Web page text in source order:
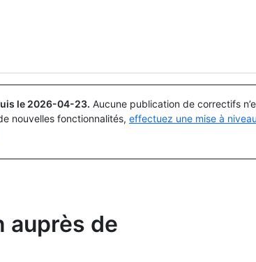
le 2026-04-23. Aucune publication de correctifs
nouvelles fonctionnalités, effectuez une mise à
auprès de